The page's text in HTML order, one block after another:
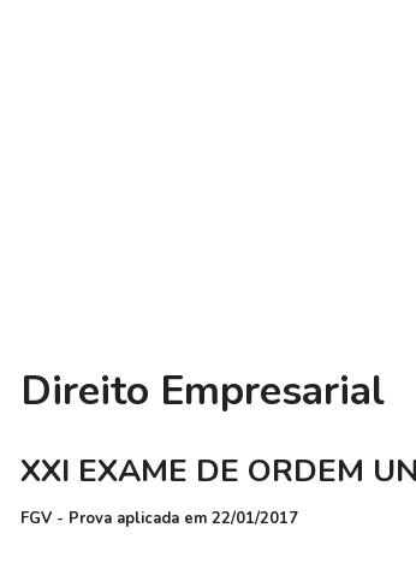
Direito Empresarial
XXI EXAME DE ORDEM
FGV - Prova aplicada em 22/01/2017